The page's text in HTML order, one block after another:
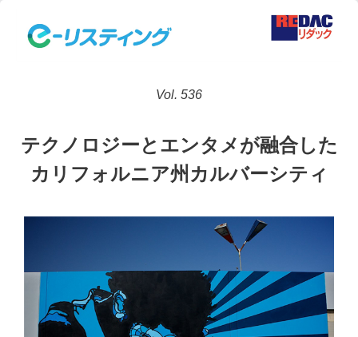
Vol. 536
テクノロジーとエンタメが融合した
カリフォルニア州カルバーシティ